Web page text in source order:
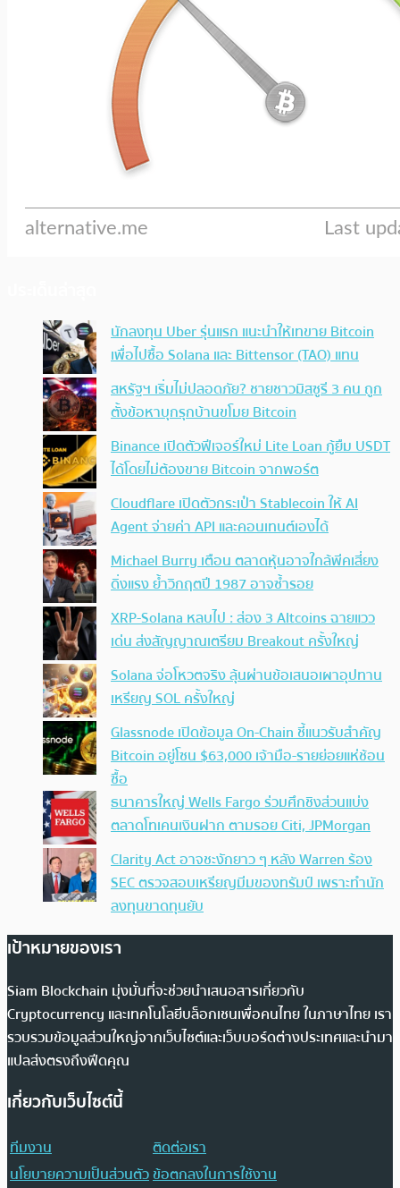
นักลงทุน Uber รุ่นแรก แนะนำให้เทขาย Bitcoin
เพื่อไปซื้อ Solana และ Bittensor (TAO) แทน
สหรัฐฯ เริ่มไม่ปลอดภัย? ชายชาวมิสซูรี 3 คน ถูก
ตั้งข้อหาบุกรุกบ้านขโมย Bitcoin
Binance เปิดตัวฟีเจอร์ใหม่ Lite Loan กู้ยืม USDT
ได้โดยไม่ต้องขาย Bitcoin จากพอร์ต
Cloudflare เปิดตัวกระเป๋า Stablecoin ให้ AI
Agent จ่ายค่า API และคอนเทนต์เองได้
Michael Burry เตือน ตลาดหุ้นอาจใกล้พีคเสี่ยง
ดิ่งแรง ย้ำวิกฤตปี 1987 อาจซ้ำรอย
XRP-Solana หลบไป : ส่อง 3 Altcoins ฉายแวว
เด่น ส่งสัญญาณเตรียม Breakout ครั้งใหญ่
Solana จ่อโหวตจริง ลุ้นผ่านข้อเสนอเผาอุปทาน
เหรียญ SOL ครั้งใหญ่
Glassnode เปิดข้อมูล On-Chain ชี้แนวรับสำคัญ
Bitcoin อยู่โซน $63,000 เจ้ามือ-รายย่อยแห่ช้อน
ซื้อ
ธนาคารใหญ่ Wells Fargo ร่วมศึกชิงส่วนแบ่ง
ตลาดโทเคนเงินฝาก ตามรอย Citi, JPMorgan
Clarity Act อาจชะงักยาว ๆ หลัง Warren ร้อง
SEC ตรวจสอบเหรียญมีมของทรัมป์ เพราะทำนัก
ลงทุนขาดทุนยับ
เป้าหมายของเรา
Siam Blockchain มุ่งมั่นที่จะช่วยนำเสนอสารเกี่ยวกับ
Cryptocurrency และเทคโนโลยีบล็อกเชนเพื่อคนไทย ในภาษาไทย เรา
รวบรวมข้อมูลส่วนใหญ่จากเว็บไซต์และเว็บบอร์ดต่างประเทศและนำมา
แปลส่งตรงถึงฟีดคุณ
เกี่ยวกับเว็บไซต์นี้
ทีมงาน
ติดต่อเรา
นโยบายความเป็นส่วนตัวข้อตกลงในการใช้งาน